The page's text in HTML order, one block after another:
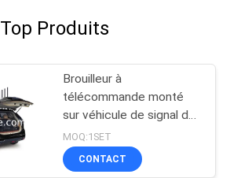
Top Produits
Brouilleur à
télécommande monté
sur véhicule de signal de
téléphone portable de
GSM 3G 4G LTE 5G WIFI
GPS
MOQ:1SET
CONTACT